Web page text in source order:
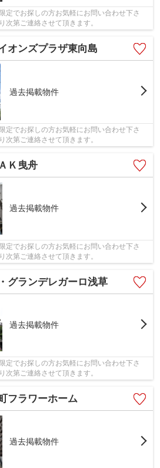
定でお探しの方お気軽にお問い合わせ下さ
次第ご連絡させて頂きます。
オンズプラザ東向島
過去掲載物件
定でお探しの方お気軽にお問い合わせ下さ
次第ご連絡させて頂きます。
Ｋ曳舟
過去掲載物件
定でお探しの方お気軽にお問い合わせ下さ
次第ご連絡させて頂きます。
グランデレガーロ浅草
過去掲載物件
定でお探しの方お気軽にお問い合わせ下さ
次第ご連絡させて頂きます。
フラワーホーム
過去掲載物件